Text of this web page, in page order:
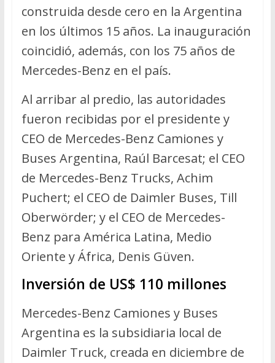
construida desde cero en la Argentina
en los últimos 15 años. La inauguración
coincidió, además, con los 75 años de
Mercedes-Benz en el país.
Al arribar al predio, las autoridades
fueron recibidas por el presidente y
CEO de Mercedes-Benz Camiones y
Buses Argentina, Raúl Barcesat; el CEO
de Mercedes-Benz Trucks, Achim
Puchert; el CEO de Daimler Buses, Till
Oberwörder; y el CEO de Mercedes-
Benz para América Latina, Medio
Oriente y África, Denis Güven.
Inversión de US$ 110 millones
Mercedes-Benz Camiones y Buses
Argentina es la subsidiaria local de
Daimler Truck, creada en diciembre de